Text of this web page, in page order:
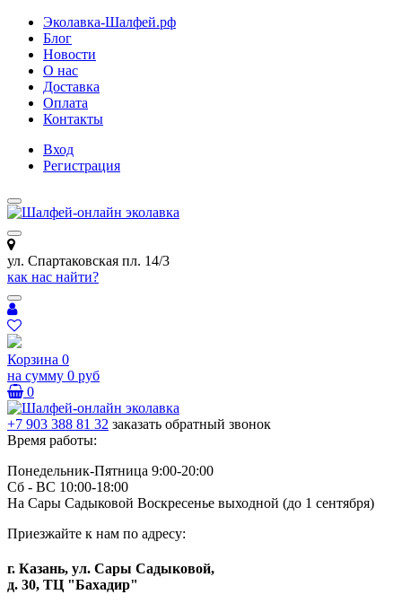
Эколавка-Шалфей.рф
Блог
Новости
О нас
Доставка
Оплата
Контакты
Вход
Регистрация
ул. Спартаковская пл. 14/3
как нас найти?
Корзина 0
на сумму 0 руб
0
+7 903 388 81 32 заказать обратный звонок
Время работы:
Понедельник-Пятница 9:00-20:00
Сб - ВС 10:00-18:00
На Сары Садыковой Воскресенье выходной (до 1 сентября)
Приезжайте к нам по адресу:
г. Казань, ул. Сары Садыковой,
д. 30, ТЦ "Бахадир"